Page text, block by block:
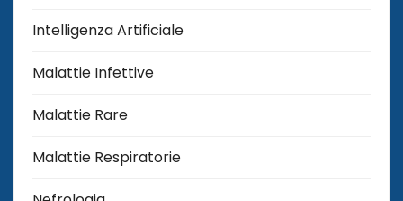
Intelligenza Artificiale
Malattie Infettive
Malattie Rare
Malattie Respiratorie